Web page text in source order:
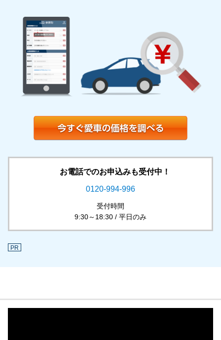
お電話でのお申込みも受付中！
0120-994-996
受付時間
9:30～18:30 / 平日のみ
PR